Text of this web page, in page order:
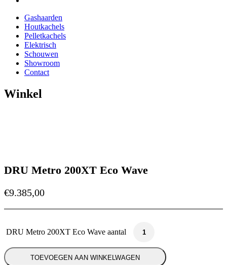
Gashaarden
Houtkachels
Pelletkachels
Elektrisch
Schouwen
Showroom
Contact
Winkel
DRU Metro 200XT Eco Wave
€9.385,00
DRU Metro 200XT Eco Wave aantal
TOEVOEGEN AAN WINKELWAGEN